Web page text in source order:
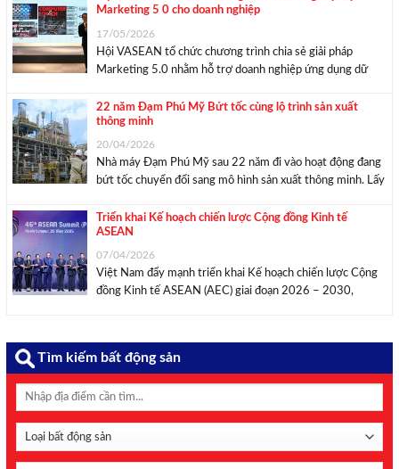
Marketing 5 0 cho doanh nghiệp
17/05/2026
Hội VASEAN tổ chức chương trình chia sẻ giải pháp
Marketing 5.0 nhằm hỗ trợ doanh nghiệp ứng dụng dữ
hiệu quả marketing và thúc đẩy xuất khẩu. Ông Trần Tuấn
Minh, ...
22 năm Đạm Phú Mỹ Bứt tốc cùng lộ trình sản xuất
thông minh
20/04/2026
Nhà máy Đạm Phú Mỹ sau 22 năm đi vào hoạt động đang
bứt tốc chuyển đổi sang mô hình sản xuất thông minh. Lấy
hóa vận hành và củng cố vị ...
Triển khai Kế hoạch chiến lược Cộng đồng Kinh tế
ASEAN
07/04/2026
Việt Nam đẩy mạnh triển khai Kế hoạch chiến lược Cộng
đồng Kinh tế ASEAN (AEC) giai đoạn 2026 – 2030,
tham ...
Tìm kiếm bất động sản